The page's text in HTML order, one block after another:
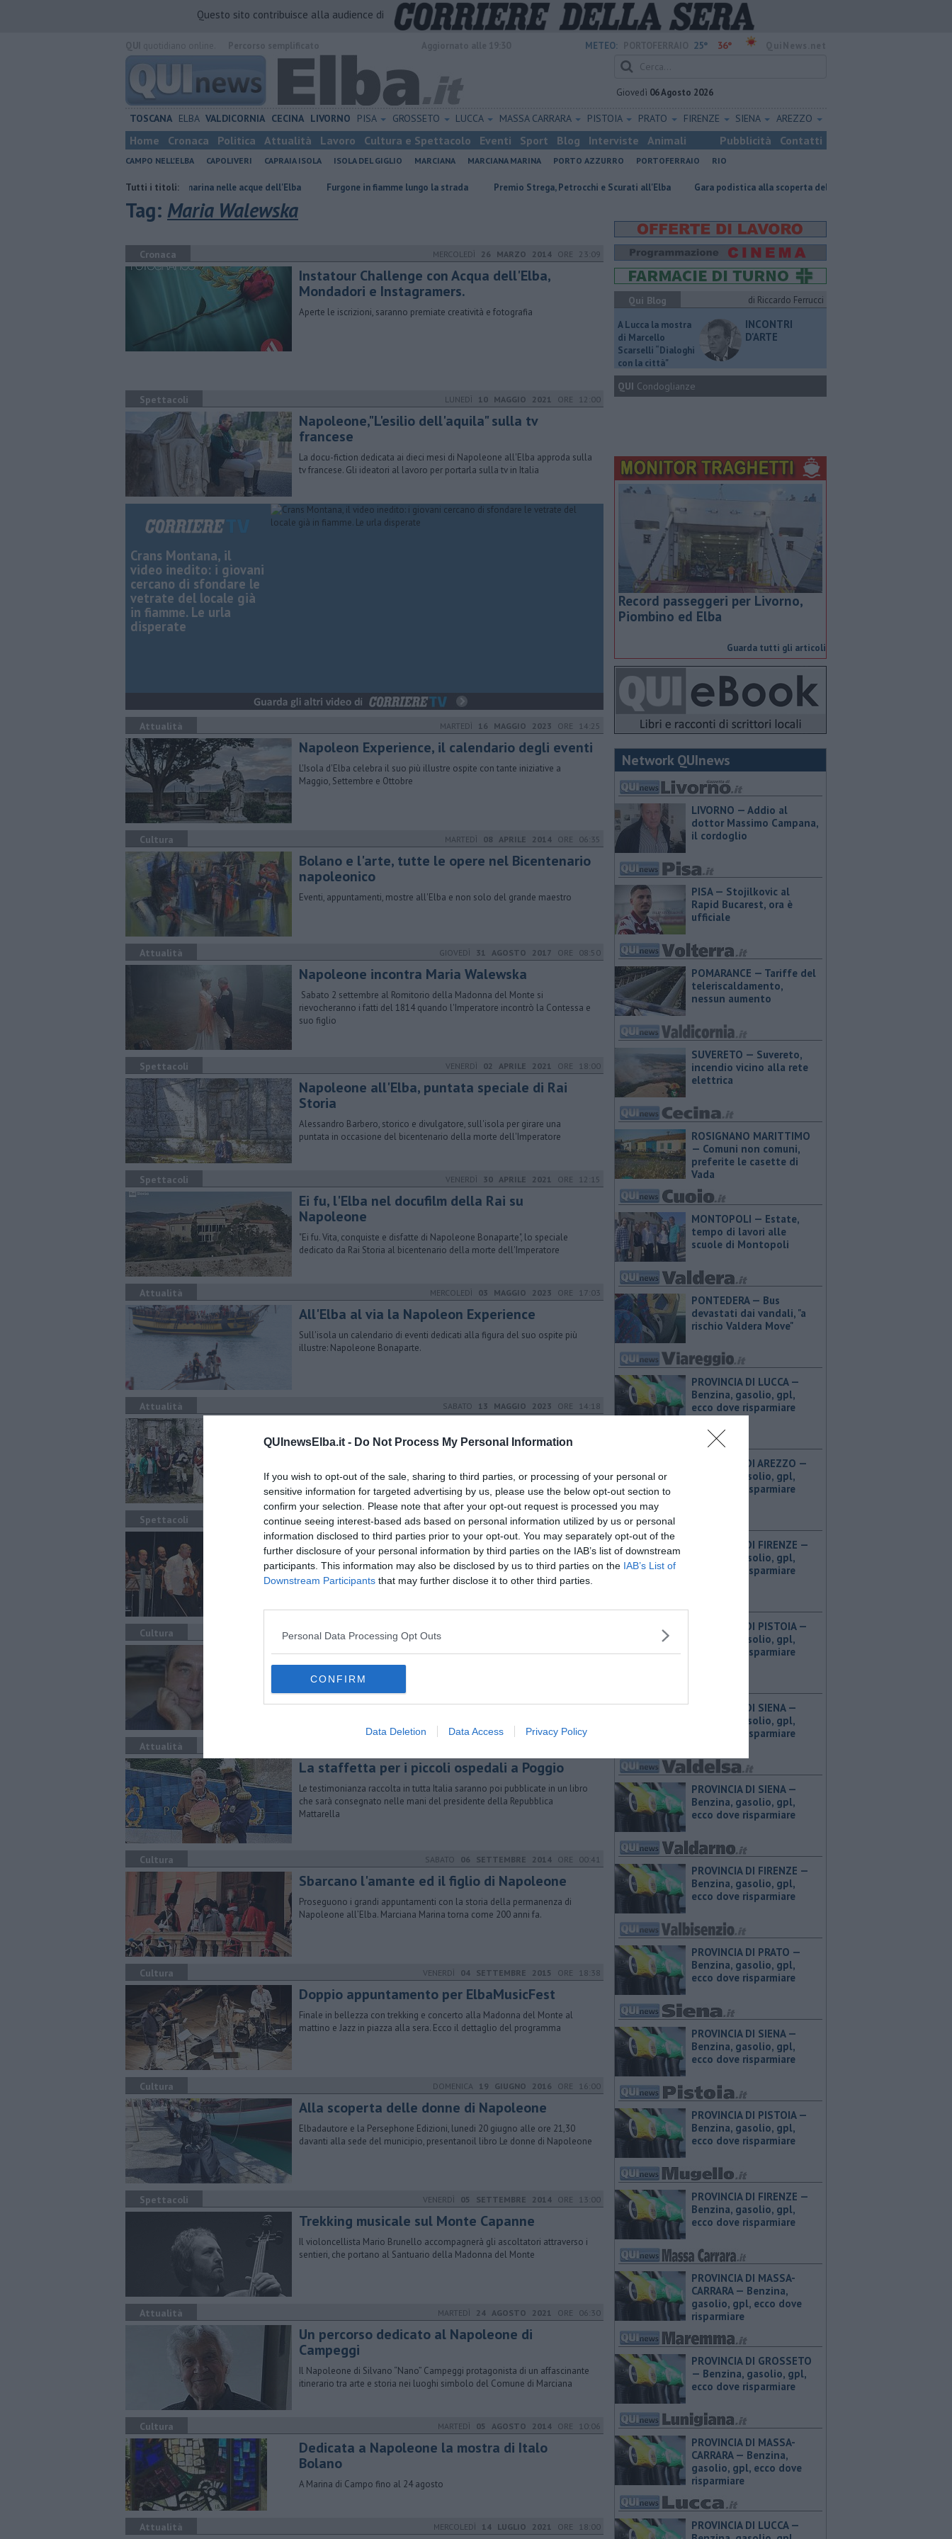
QUInewsElba.it - Do Not Process My Personal Information
If you wish to opt-out of the sale, sharing to third parties, or processing of your personal or
sensitive information for targeted advertising by us, please use the below opt-out section to
confirm your selection. Please note that after your opt-out request is processed you may
continue seeing interest-based ads based on personal information utilized by us or personal
information disclosed to third parties prior to your opt-out. You may separately opt-out of the
further disclosure of your personal information by third parties on the IAB’s list of downstream
participants. This information may also be disclosed by us to third parties on the IAB’s List of
Downstream Participants that may further disclose it to other third parties.
Personal Data Processing Opt Outs
CONFIRM
Data Deletion Data Access Privacy Policy
Questo sito contribuisce alla audience di
METEO: 25° 36°
Giovedì 06 Agosto 2026
TOSCANA ELBA VALDICORNIA CECINA LIVORNO PISA GROSSETO LUCCA MASSA CARRARA PISTOIA PRATO FIRENZE SIENA AREZZO
Home Cronaca Politica Attualità Lavoro Cultura e Spettacolo Eventi Sport Blog Interviste Animali Pubblicità Contatti
CAMPO NELL'ELBA CAPOLIVERI CAPRAIA ISOLA ISOLA DEL GIGLIO MARCIANA MARCIANA MARINA PORTO AZZURRO PORTOFERRAIO RIO
Tutti i titoli:
Rara tartaruga marina nelle acque dell'Elba Furgone in fiamme lungo la strada Premio Strega, Petrocchi e Scurati all'Elba Gara podistica alla scoperta delle isole toscane
Tag: Maria Walewska
Cronaca MERCOLEDÌ 26 MARZO 2014 ORE 23:09
Instatour Challenge con Acqua dell'Elba,
Mondadori e Instagramers.
Aperte le iscrizioni, saranno premiate creatività e fotografia
Spettacoli LUNEDÌ 10 MAGGIO 2021 ORE 12:00
Napoleone,"L'esilio dell'aquila" sulla tv
francese
La docu-fiction dedicata ai dieci mesi di Napoleone all'Elba approda sulla
tv francese. Gli ideatori al lavoro per portarla sulla tv in Italia
Crans Montana, il
video inedito: i giovani
cercano di sfondare le
vetrate del locale già
in fiamme. Le urla
disperate
Attualità MARTEDÌ 16 MAGGIO 2023 ORE 14:25
Napoleon Experience, il calendario degli eventi
L'Isola d'Elba celebra il suo più illustre ospite con tante iniziative a
Maggio, Settembre e Ottobre
Cultura MARTEDÌ 08 APRILE 2014 ORE 06:35
Bolano e l'arte, tutte le opere nel Bicentenario
napoleonico
Eventi, appuntamenti, mostre all'Elba e non solo del grande maestro
Attualità GIOVEDÌ 31 AGOSTO 2017 ORE 08:50
​Napoleone incontra Maria Walewska
Sabato 2 settembre al Romitorio della Madonna del Monte si
rievocheranno i fatti del 1814 quando l'Imperatore incontrò la Contessa e
suo figlio
Spettacoli VENERDÌ 02 APRILE 2021 ORE 18:00
Napoleone all'Elba, puntata speciale di Rai
Storia
Alessandro Barbero, storico e divulgatore, sull'isola per girare una
puntata in occasione del bicentenario della morte dell'Imperatore
Spettacoli VENERDÌ 30 APRILE 2021 ORE 12:15
Ei fu, l'Elba nel docufilm della Rai su
Napoleone
"Ei fu. Vita, conquiste e disfatte di Napoleone Bonaparte", lo speciale
dedicato da Rai Storia al bicentenario della morte dell'Imperatore
Attualità MERCOLEDÌ 03 MAGGIO 2023 ORE 17:03
All'Elba al via la Napoleon Experience
Sull'isola un calendario di eventi dedicati alla figura del suo ospite più
illustre: Napoleone Bonaparte.
Attualità SABATO 13 MAGGIO 2023 ORE 14:18
Napoleone
sarà replicata altre tre volte fra Settembre ed Ottobre
Spettacoli LUNEDÌ08 SETTEMBRE 2014ORE 14:16
Duemila presenze per il Festival musicale
d'Europa
Per la prossima edizione si prospetta una collaborazione con la
Fondazione Isola d’Elba, nata per sostenere iniziative nel campo della
Cultura
Alla Fortezza Pisana Massimo Nava con
"Infinito Amore"
Venerdì la presentazione del libro
Attualità
La staffetta per i piccoli ospedali a Poggio
Le testimonianza raccolta in tutta Italia saranno poi pubblicate in un libro
che sarà consegnato nelle mani del presidente della Repubblica
Mattarella
Cultura SABATO 06 SETTEMBRE 2014 ORE 00:41
Sbarcano l'amante ed il figlio di Napoleone
Proseguono i grandi appuntamenti con la storia della permanenza di
Napoleone all’Elba. Marciana Marina torna come 200 anni fa.
Cultura VENERDÌ 04 SETTEMBRE 2015 ORE 18:38
Doppio appuntamento per ElbaMusicFest
Finale in bellezza con trekking e concerto alla Madonna del Monte al
mattino e Jazz in piazza alla sera. Ecco il dettaglio del programma
Cultura DOMENICA 19 GIUGNO 2016 ORE 16:00
Alla scoperta delle donne di Napoleone
​Elbadautore e la Persephone Edizioni, lunedi 20 giugno alle ore 21,30
davanti alla sede del municipio, presentanoil libro Le donne di Napoleone
Spettacoli VENERDÌ 05 SETTEMBRE 2014 ORE 13:00
Trekking musicale sul Monte Capanne
Il violoncellista Mario Brunello accompagnerà gli ascoltatori attraverso i
sentieri, che portano al Santuario della Madonna del Monte
Attualità MARTEDÌ 24 AGOSTO 2021 ORE 06:30
Un percorso dedicato al Napoleone di
Campeggi
Il Napoleone di Silvano “Nano” Campeggi protagonista di un affascinante
itinerario tra arte e storia nei luoghi simbolo del Comune di Marciana
Cultura MARTEDÌ 05 AGOSTO 2014 ORE 10:06
Dedicata a Napoleone la mostra di Italo
Bolano
A Marina di Campo fino al 24 agosto
Attualità MERCOLEDÌ 14 LUGLIO 2021 ORE 18:00
Qui Blog di Riccardo Ferrucci
A Lucca la mostra
di Marcello
Scarselli “Dialoghi
con la città"
INCONTRI
D'ARTE
QUI Condoglianze
Record passeggeri per Livorno,
Piombino ed Elba
Guarda tutti gli articoli
Network QUInews
LIVORNO — Addio al
dottor Massimo Campana,
il cordoglio
PISA — Stojilkovic al
Rapid Bucarest, ora è
ufficiale
POMARANCE — Tariffe del
teleriscaldamento,
nessun aumento
SUVERETO — Suvereto,
incendio vicino alla rete
elettrica
ROSIGNANO MARITTIMO
— Comuni non comuni,
preferite le casette di
Vada
MONTOPOLI — Estate,
tempo di lavori alle
scuole di Montopoli
PONTEDERA — Bus
devastati dai vandali, "a
rischio Valdera Move"
PROVINCIA DI LUCCA — ​
Benzina, gasolio, gpl,
ecco dove risparmiare
PROVINCIA DI AREZZO — ​
Benzina, gasolio, gpl,
ecco dove risparmiare
PROVINCIA DI FIRENZE — ​
Benzina, gasolio, gpl,
ecco dove risparmiare
PROVINCIA DI PISTOIA — ​
Benzina, gasolio, gpl,
ecco dove risparmiare
PROVINCIA DI SIENA — ​
Benzina, gasolio, gpl,
ecco dove risparmiare
PROVINCIA DI SIENA — ​
Benzina, gasolio, gpl,
ecco dove risparmiare
PROVINCIA DI FIRENZE — ​
Benzina, gasolio, gpl,
ecco dove risparmiare
PROVINCIA DI PRATO — ​
Benzina, gasolio, gpl,
ecco dove risparmiare
PROVINCIA DI SIENA — ​
Benzina, gasolio, gpl,
ecco dove risparmiare
PROVINCIA DI PISTOIA — ​
Benzina, gasolio, gpl,
ecco dove risparmiare
PROVINCIA DI FIRENZE — ​
Benzina, gasolio, gpl,
ecco dove risparmiare
PROVINCIA DI MASSA-
CARRARA — ​Benzina,
gasolio, gpl, ecco dove
risparmiare
PROVINCIA DI GROSSETO
— ​Benzina, gasolio, gpl,
ecco dove risparmiare
PROVINCIA DI MASSA-
CARRARA — ​Benzina,
gasolio, gpl, ecco dove
risparmiare
PROVINCIA DI LUCCA — ​